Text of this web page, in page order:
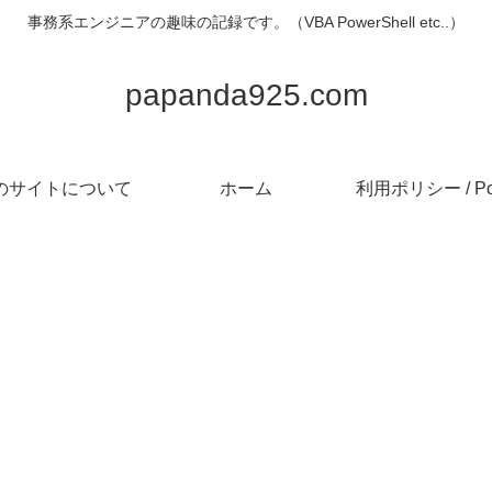
事務系エンジニアの趣味の記録です。（VBA PowerShell etc..）
papanda925.com
サイトについて ホーム 利用ポリシー /